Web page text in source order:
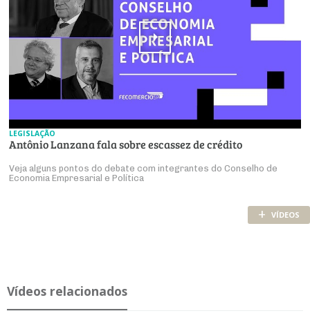
LEGISLAÇÃO
Antônio Lanzana fala sobre escassez de crédito
Veja alguns pontos do debate com integrantes do Conselho de
Economia Empresarial e Política
+ VÍDEOS
Ví­deos re­la­ci­o­nados